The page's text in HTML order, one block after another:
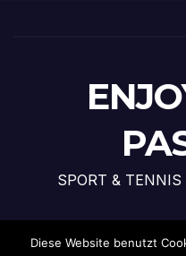
SPORT & TENNIS
Diese Website benutzt